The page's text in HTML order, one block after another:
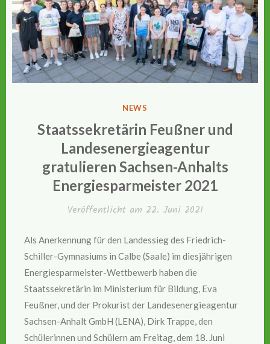
VERÖFFENTLICHT
NEWS
Staatssekretärin Feußner und
Landesenergieagentur
gratulieren Sachsen-Anhalts
Energiesparmeister 2021
Veröffentlicht am 22. Juni 2021
Als Anerkennung für den Landessieg des Friedrich-
Schiller-Gymnasiums in Calbe (Saale) im diesjährigen
Energiesparmeister-Wettbewerb haben die
Staatssekretärin im Ministerium für Bildung, Eva
Feußner, und der Prokurist der Landesenergieagentur
Sachsen-Anhalt GmbH (LENA), Dirk Trappe, den
Schülerinnen und Schülern am Freitag, dem 18. Juni